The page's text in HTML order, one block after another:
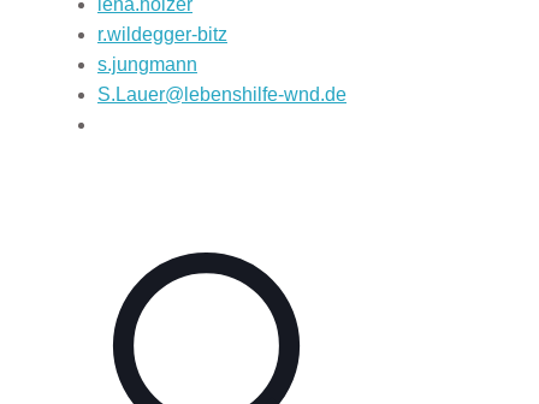
lena.holzer
r.wildegger-bitz
s.jungmann
S.Lauer@lebenshilfe-wnd.de